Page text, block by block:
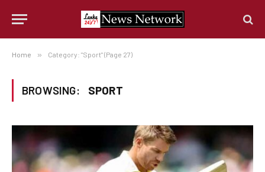
Home » Category: "Sport" (Page 27)
BROWSING: SPORT